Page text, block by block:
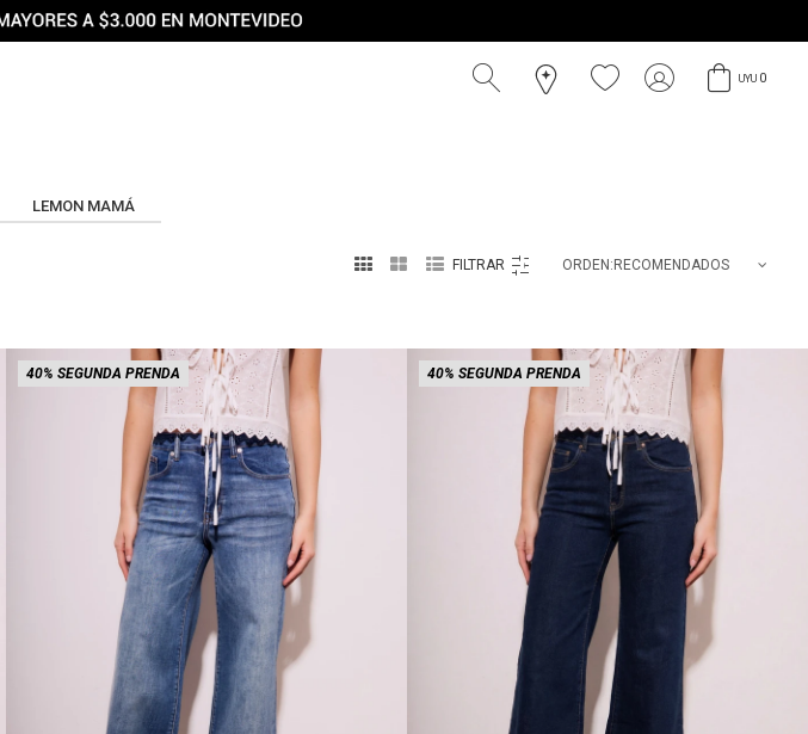
UYU 0
LEMON MAMÁ
   RECOMENDADOS
40% SEGUNDA PRENDA 40% SEGUNDA PRENDA